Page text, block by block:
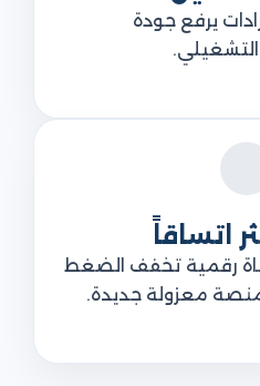
يرفع جودة
التشغيلي.
اتساقاً
رقمية تخفف الضغط
معزولة جديدة.